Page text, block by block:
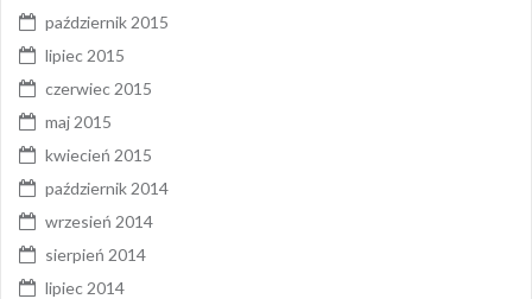
październik 2015
lipiec 2015
czerwiec 2015
maj 2015
kwiecień 2015
październik 2014
wrzesień 2014
sierpień 2014
lipiec 2014